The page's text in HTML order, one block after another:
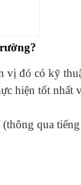
vị đó có kỹ
hiện tốt nhất
qua